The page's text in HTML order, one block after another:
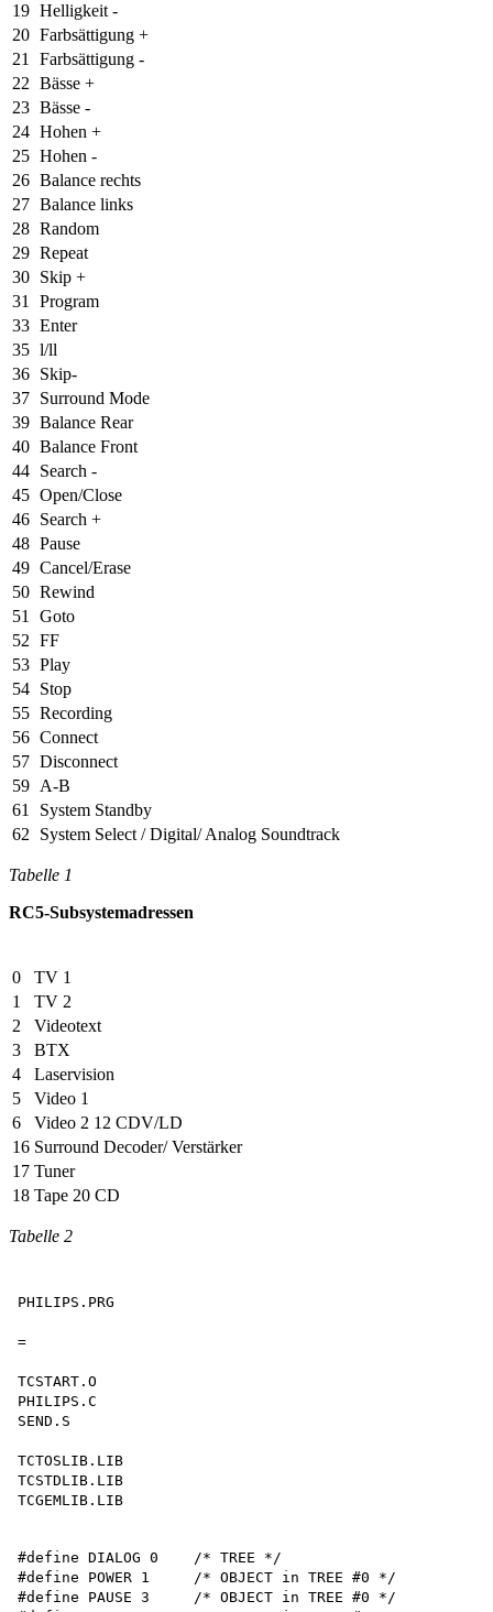
19 Helligkeit -
20 Farbsättigung +
21
Farbsättigung -
22 Bässe +
23 Bässe -
24 Hohen +
25 Hohen -
26 Balance rechts
27 Balance links
28 Random
29 Repeat
30 Skip +
31
Program
33 Enter
35 l/ll
36 Skip-
37 Surround Mode
39 Balance Rear
40 Balance Front
44 Search -
45 Open/Close
46 Search +
48 Pause
49 Cancel/Erase
50 Rewind
51
Goto
52 FF
53 Play
54 Stop
55 Recording
56 Connect
57 Disconnect
59 A-B
61
System Standby
62
System Select / Digital/ Analog Soundtrack
Tabelle 1
RC5-Subsystemadressen
0
TV 1
1
TV 2
2
Videotext
3
BTX
4
Laservision
5
Video 1
6
Video 2 12 CDV/LD
16 Surround Decoder/ Verstärker
17 Tuner
18 Tape 20 CD
Tabelle 2
PHILIPS.PRG
=
TCSTART.O
PHILIPS.C
SEND.S
TCTOSLIB.LIB
TCSTDLIB.LIB
#define DIALOG 0    /* TREE */
#define POWER 1     /* OBJECT in TREE #0 */
#define PAUSE 3     /* OBJECT in TREE #0 */